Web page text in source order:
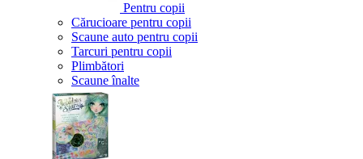
Pentru copii
Cărucioare pentru copii
Scaune auto pentru copii
Tarcuri pentru copii
Plimbători
Scaune înalte